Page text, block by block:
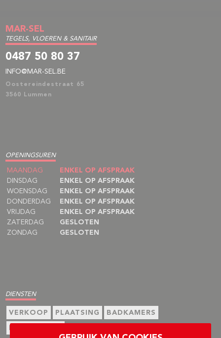
MAR-SEL
TEGELS, VLOEREN & SANITAIR
0487 50 80 37
INFO@MAR-SEL.BE
Oostereindestraat 65
3560 Lummen
OPENINGSUREN
MAANDAG
ENKEL OP AFSPRAAK
DINSDAG
ENKEL OP AFSPRAAK
WOENSDAG
ENKEL OP AFSPRAAK
DONDERDAG
ENKEL OP AFSPRAAK
VRIJDAG
ENKEL OP AFSPRAAK
ZATERDAG
GESLOTEN
ZONDAG
GESLOTEN
DIENSTEN
VERKOOP PLAATSING BADKAMERS